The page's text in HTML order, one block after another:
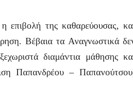
της καθαρεύουσας,
Βέβαια τα Αναγνωστικά
διαμάντια μάθησης
Παπανδρέου –